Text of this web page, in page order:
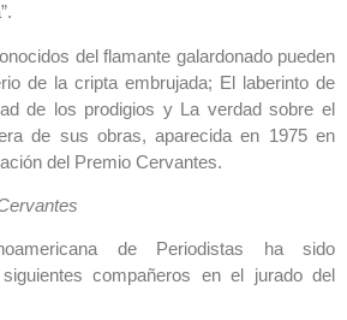
del flamante galardonado pueden
de la cripta embrujada; El laberinto de
de los prodigios y La verdad sobre el
de sus obras, aparecida en 1975 en
del Premio Cervantes.
de Periodistas ha sido
compañeros en el jurado del